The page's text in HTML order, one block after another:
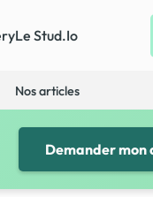
Le Stud.Io
Nos articles
Demander